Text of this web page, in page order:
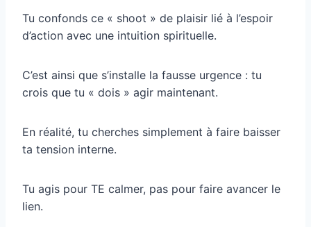
Tu confonds ce « shoot » de plaisir lié à l’espoir
d’action avec une intuition spirituelle.
C’est ainsi que s’installe la fausse urgence : tu
crois que tu « dois » agir maintenant.
En réalité, tu cherches simplement à faire baisser
ta tension interne.
Tu agis pour TE calmer, pas pour faire avancer le
lien.